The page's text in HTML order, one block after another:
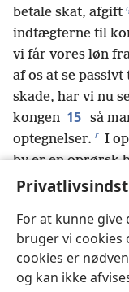
For at kunne give
bruger vi cookies
cookies er
og kan ikke
betale skat, afgift
indtægterne til
vi får vores løn
af os at se
skade, har vi nu
kongen 15 så
optegnelser. r I
by er en oprørsk
for kongers og
til oprør. Det var
Vi gør kongen
bliver
færdige, vil du